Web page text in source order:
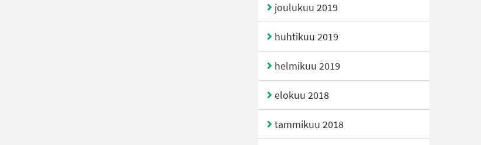
joulukuu 2019
huhtikuu 2019
helmikuu 2019
elokuu 2018
tammikuu 2018